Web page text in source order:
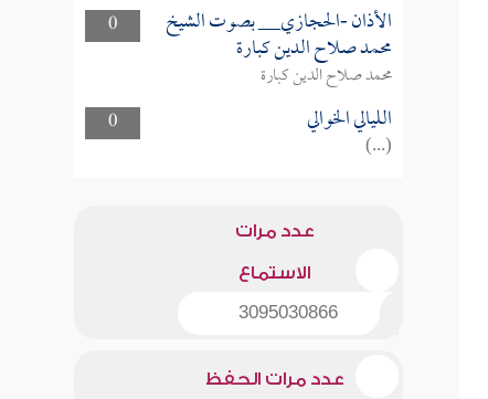
0
الأذان -الحجازي__ بصوت الشيخ
محمد صلاح الدين كبارة
محمد صلاح الدين كبارة
0
الليالي الخوالي
(...)
عدد مرات
الاستماع
3095030866
عدد مرات الحفظ